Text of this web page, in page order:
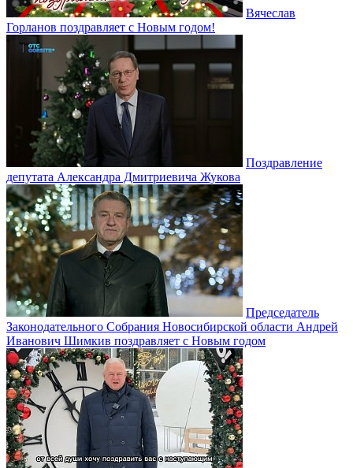
Вячеслав
Горланов поздравляет с Новым годом!
Поздравление
депутата Александра Дмитриевича Жукова
Председатель
Законодательного Собрания Новосибирской области Андрей
Иванович Шимкив поздравляет с Новым годом